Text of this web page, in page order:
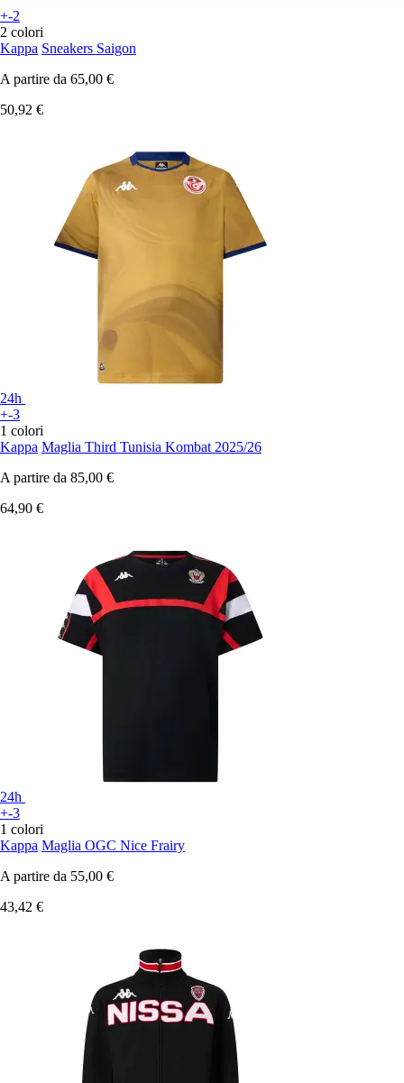
+-2
2 colori
Kappa Sneakers Saigon
A partire da 65,00 €
50,92 €
24h
+-3
1 colori
Kappa Maglia Third Tunisia Kombat 2025/26
A partire da 85,00 €
64,90 €
24h
+-3
1 colori
Kappa Maglia OGC Nice Frairy
A partire da 55,00 €
43,42 €